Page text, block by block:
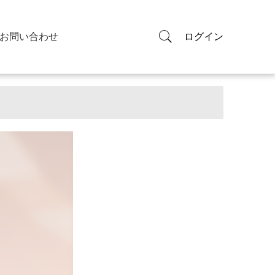
お問い合わせ ログイン